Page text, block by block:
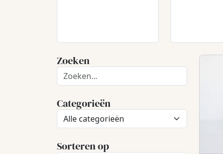
Zoeken
Categorieën
Sorteren op